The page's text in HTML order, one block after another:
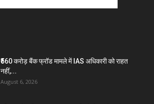
₹560 करोड़ बैंक फ्रॉड मामले में IAS अधिकारी को राहत
नहीं,...
August 6, 2026